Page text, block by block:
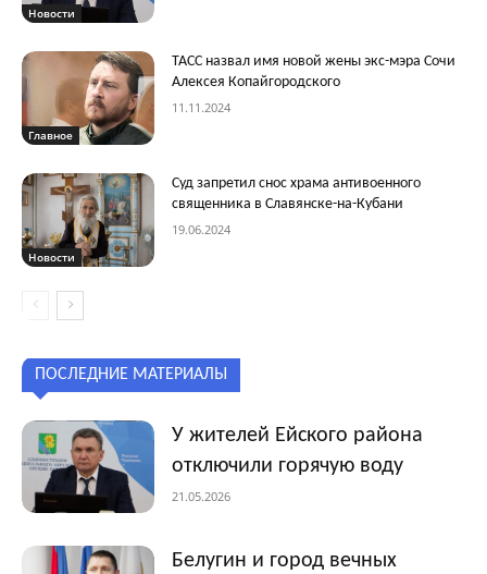
Новости
Главное
ТАСС назвал имя новой жены экс-мэра Сочи
Алексея Копайгородского
11.11.2024
Новости
Суд запретил снос храма антивоенного
священника в Славянске-на-Кубани
19.06.2024
ПОСЛЕДНИЕ МАТЕРИАЛЫ
У жителей Ейского района
отключили горячую воду
21.05.2026
Белугин и город вечных